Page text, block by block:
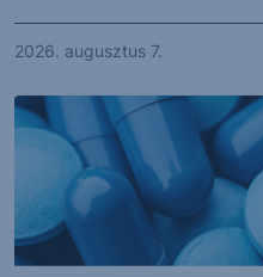
2026. augusztus 7.